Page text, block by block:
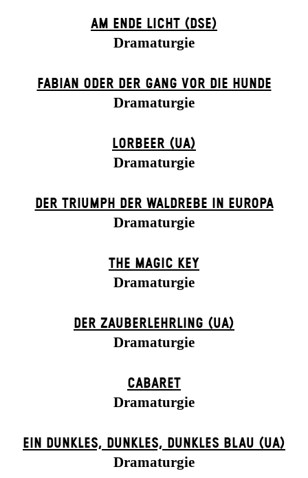
AM ENDE LICHT (DSE)
Dramaturgie
FABIAN ODER DER GANG VOR DIE HUNDE
Dramaturgie
LORBEER (UA)
Dramaturgie
DER TRIUMPH DER WALDREBE IN EUROPA
Dramaturgie
THE MAGIC KEY
Dramaturgie
DER ZAUBER­LEHRLING (UA)
Dramaturgie
CABARET
Dramaturgie
EIN DUNK­LES, DUNK­LES, DUNK­LES BLAU (UA)
Dramaturgie